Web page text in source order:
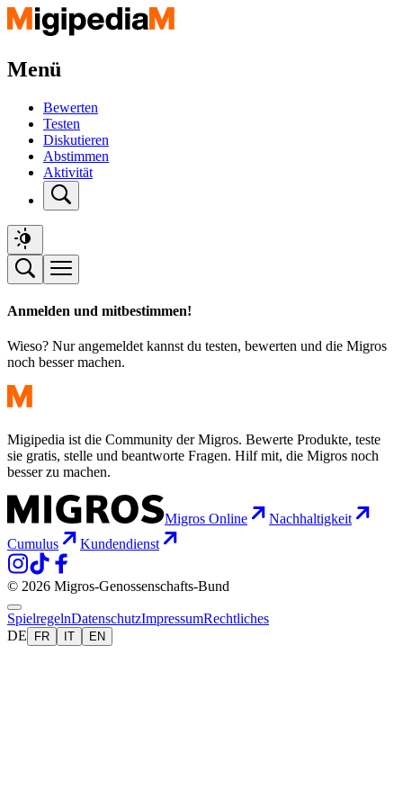
Menü
Bewerten
Testen
Diskutieren
Abstimmen
Aktivität
Anmelden und mitbestimmen!
Wieso? Nur angemeldet kannst du testen, bewerten und die Migros
noch besser machen.
Migipedia ist die Community der Migros. Bewerte Produkte, teste
sie gratis, stelle und beantworte Fragen. Hilf mit, die Migros noch
besser zu machen.
Migros Online
Nachhaltigkeit
Cumulus
Kundendienst
© 2026 Migros-Genossenschafts-Bund
SpielregelnDatenschutzImpressumRechtliches
DE
FR IT EN